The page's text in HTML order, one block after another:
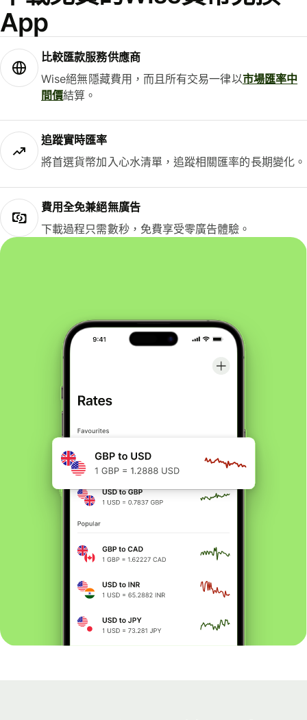
App
比較匯款服務供應商
Wise絕無隱藏費用，而且所有交易一律以市場匯率中
間價結算。
追蹤實時匯率
將首選貨幣加入心水清單，追蹤相關匯率的長期變化。
費用全免兼絕無廣告
下載過程只需數秒，免費享受零廣告體驗。